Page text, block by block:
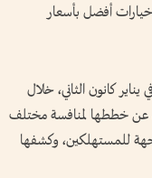
أفضل بأسعار
كانون الثاني، خلال
عن خططها لمنافسة مختلف
للمستهلكين، وكشفها